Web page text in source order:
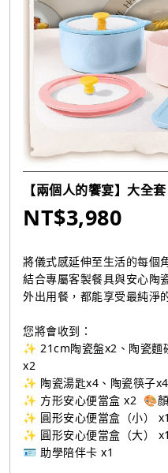
【兩個人的饗宴】大全套
NT$3,980
將儀式感延伸至生活的每個
結合專屬客製餐具與安心陶
外出用餐，都能享受最純淨
您將會收到：
✨ 21cm陶瓷盤x2、陶瓷麵
x2
✨ 陶瓷湯匙x4、陶瓷筷子x4
✨ 方形安心便當盒 x2 🎨
✨ 圓形安心便當盒（小）
✨ 圓形安心便當盒（大）
🪪 助學陪伴卡 x1